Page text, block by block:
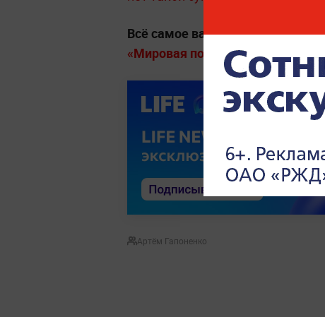
Всё самое важное о мире,
«Мировая политика» на Life.ru.
Артём Гапоненко